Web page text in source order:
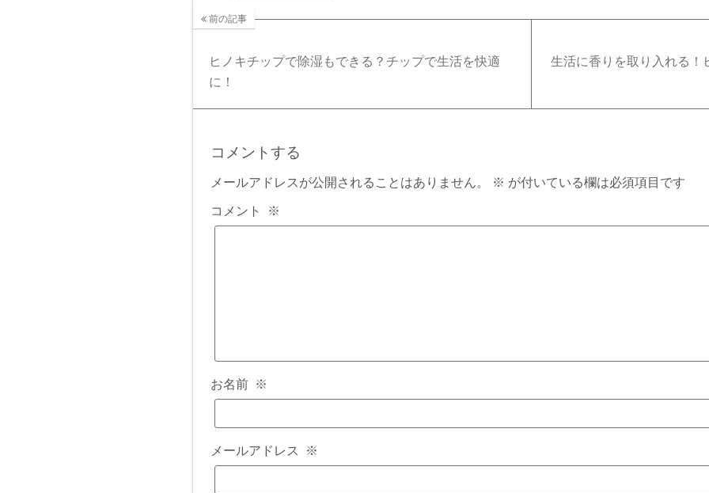
前の記事
ヒノキチップで除湿もできる？チップで生活を快適
に！
生活に香りを取り入れる！
コメントする
メールアドレスが公開されることはありません。 ※ が付いている欄は必須項目です
コメント ※
お名前 ※
メールアドレス ※